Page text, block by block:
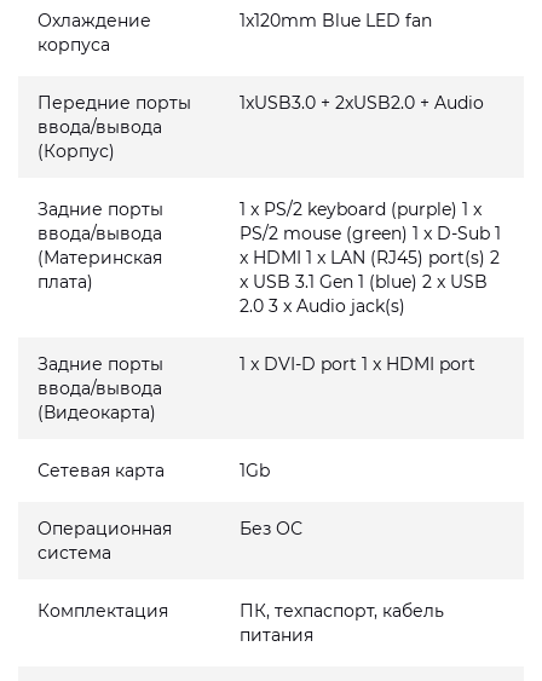
Охлаждение
корпуса
1x120mm Blue LED fan
Передние порты
ввода/вывода
(Корпус)
1xUSB3.0 + 2xUSB2.0 + Audio
Задние порты
ввода/вывода
(Материнская
плата)
1 x PS/2 keyboard (purple) 1 x
PS/2 mouse (green) 1 x D-Sub 1
x HDMI 1 x LAN (RJ45) port(s) 2
x USB 3.1 Gen 1 (blue) 2 x USB
2.0 3 x Audio jack(s)
Задние порты
ввода/вывода
(Видеокарта)
1 x DVI-D port 1 x HDMI port
Сетевая карта 1Gb
Операционная
система
Без ОС
Комплектация
ПК, техпаспорт, кабель
питания